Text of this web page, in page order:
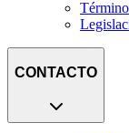
CONTACTO